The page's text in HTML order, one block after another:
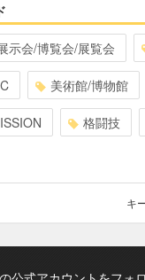
示会/博覧会/展覧会
美術館/博物館
格闘技
キ